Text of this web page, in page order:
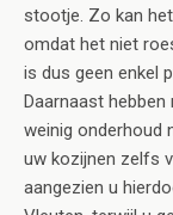
stootje. Zo kan
omdat het niet
is dus geen enkel
Daarnaast
weinig onderhoud
uw kozijnen zelfs
aangezien u